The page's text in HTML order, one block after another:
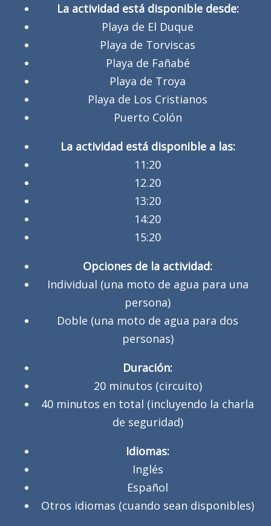
La actividad está disponible desde:
Playa de El Duque
Playa de Torviscas
Playa de Fañabé
Playa de Troya
Playa de Los Cristianos
Puerto Colón
La actividad está disponible a las:
11:20
12.20
13:20
14:20
15:20
Opciones de la actividad:
Individual (una moto de agua para una
persona)
Doble (una moto de agua para dos
personas)
Duración:
20 minutos (circuito)
40 minutos en total (incluyendo la charla
de seguridad)
Idiomas:
Inglés
Español
Otros idiomas (cuando sean disponibles)